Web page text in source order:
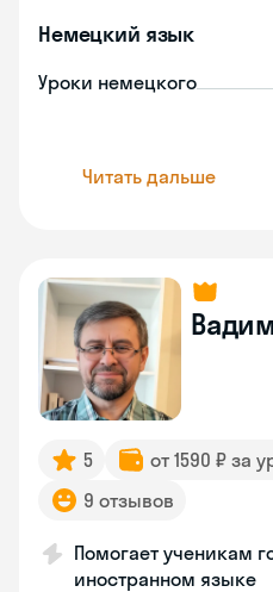
Немецкий язык
Уроки немецкого
Читать дальше
5 от 1590 ₽ за
9 отзывов
Помогает ученикам
иностранном языке